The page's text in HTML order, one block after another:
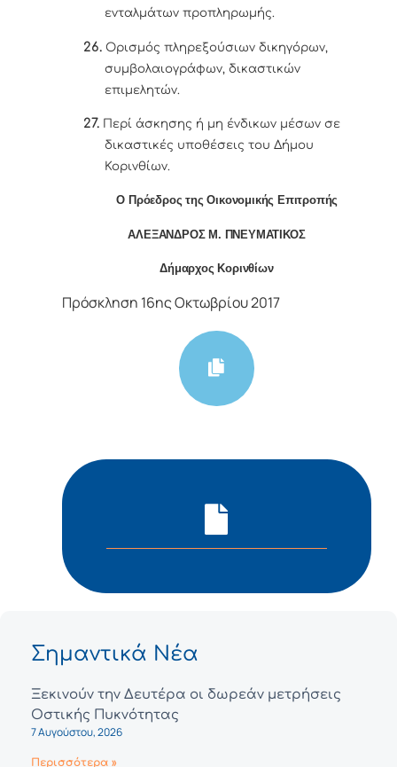
ενταλμάτων προπληρωμής.
26. Ορισμός πληρεξούσιων δικηγόρων,
συμβολαιογράφων, δικαστικών
επιμελητών.
27. Περί άσκησης ή μη ένδικων μέσων σε
δικαστικές υποθέσεις του Δήμου
Κορινθίων.
Ο Πρόεδρος της Οικονομικής Επιτροπής
ΑΛΕΞΑΝΔΡΟΣ Μ. ΠΝΕΥΜΑΤΙΚΟΣ
Δήμαρχος Κορινθίων
Πρόσκληση 16ης Οκτωβρίου 2017
Σημαντικά Νέα
Ξεκινούν την Δευτέρα οι δωρεάν μετρήσεις
Οστικής Πυκνότητας
7 Αυγούστου, 2026
Περισσότερα »